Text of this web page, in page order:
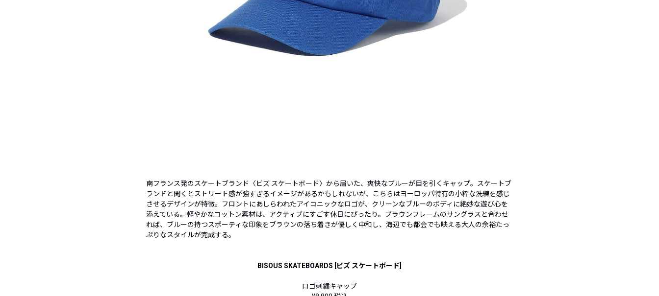
南フランス発のスケートブランド〈ビズ スケートボード〉から届いた、爽快なブルーが目を引くキャップ。スケートブ
ランドと聞くとストリート感が強すぎるイメージがあるかもしれないが、こちらはヨーロッパ特有の小粋な洗練を感じ
させるデザインが特徴。フロントにあしらわれたアイコニックなロゴが、クリーンなブルーのボディに絶妙な遊び心を
添えている。軽やかなコットン素材は、アクティブにすごす休日にぴったり。ブラウンフレームのサングラスと合わせ
れば、ブルーの持つスポーティな印象をブラウンの落ち着きが優しく中和し、海辺でも都会でも映える大人の余裕たっ
ぷりなスタイルが完成する。
BISOUS SKATEBOARDS [ビズ スケートボード]
ロゴ刺繍キャップ